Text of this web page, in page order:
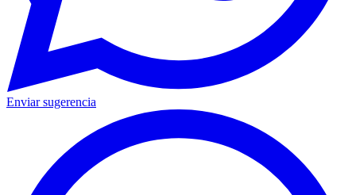
Enviar sugerencia